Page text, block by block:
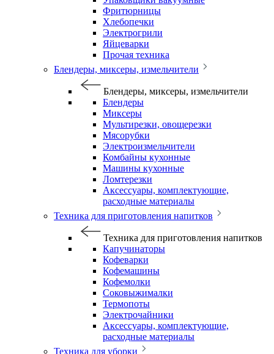
Фритюрницы
Хлебопечки
Электрогрили
Яйцеварки
Прочая техника
Блендеры, миксеры, измельчители
Блендеры, миксеры, измельчители
Блендеры
Миксеры
Мультирезки, овощерезки
Мясорубки
Электроизмельчители
Комбайны кухонные
Машины кухонные
Ломтерезки
Аксессуары, комплектующие,
расходные материалы
Техника для приготовления напитков
Техника для приготовления напитков
Капучинаторы
Кофеварки
Кофемашины
Кофемолки
Соковыжималки
Термопоты
Электрочайники
Аксессуары, комплектующие,
расходные материалы
Техника для уборки